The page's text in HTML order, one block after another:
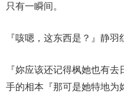
只有一瞬间。
『咳嗯，这东西是？』静羽
『妳应该还记得枫她也有
手的相本『那可是她特地为